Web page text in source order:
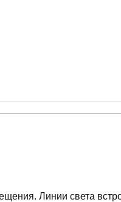
Линии света